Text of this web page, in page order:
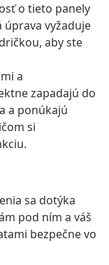
o tieto panely
úprava vyžaduje
aby ste
a
zapadajú do
a ponúkajú
si
sa dotýka
pod ním a váš
bezpečne vo